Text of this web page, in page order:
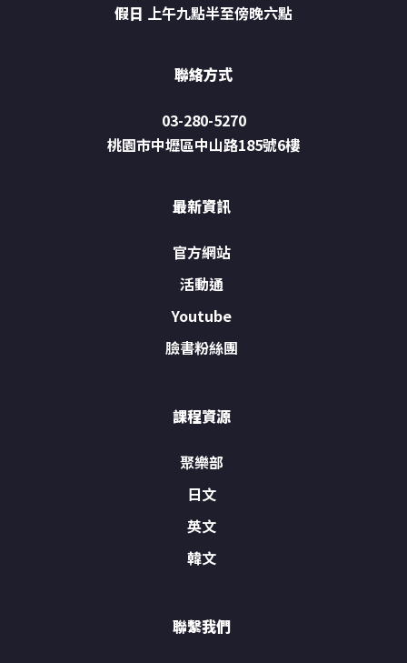
假日 上午九點半至傍晚六點
聯絡方式
03-280-5270
桃園市中壢區中山路185號6樓
最新資訊
官方網站
活動通
Youtube
臉書粉絲團
課程資源
聚樂部
日文
英文
韓文
聯繫我們